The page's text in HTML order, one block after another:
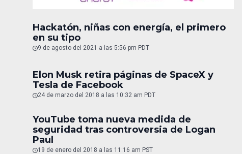
Hackatón, niñas con energía, el primero
en su tipo
9 de agosto del 2021 a las 5:56 pm PDT
Elon Musk retira páginas de SpaceX y
Tesla de Facebook
24 de marzo del 2018 a las 10:32 am PDT
YouTube toma nueva medida de
seguridad tras controversia de Logan
Paul
19 de enero del 2018 a las 11:16 am PST